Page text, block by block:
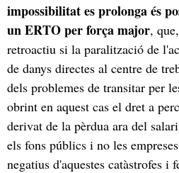
impossibilitat es prolonga és
un ERTO per força major,
retroactiu si la paralització de
de danys directes al centre de
dels problemes de transitar per
obrint en aquest cas el dret a
derivat de la pèrdua ara del
els fons públics i no les
negatius d'aquestes catàstrofes i